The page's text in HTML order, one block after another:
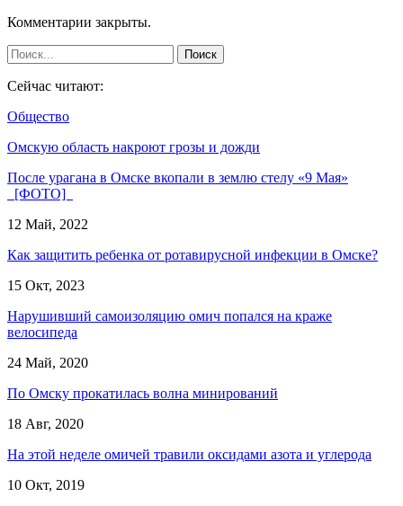
Комментарии закрыты.
Сейчас читают:
Общество
Омскую область накроют грозы и дожди
После урагана в Омске вкопали в землю стелу «9 Мая»
[ФОТО]
12 Май, 2022
Как защитить ребенка от ротавирусной инфекции в Омске?
15 Окт, 2023
Нарушивший самоизоляцию омич попался на краже
велосипеда
24 Май, 2020
По Омску прокатилась волна минирований
18 Авг, 2020
На этой неделе омичей травили оксидами азота и углерода
10 Окт, 2019